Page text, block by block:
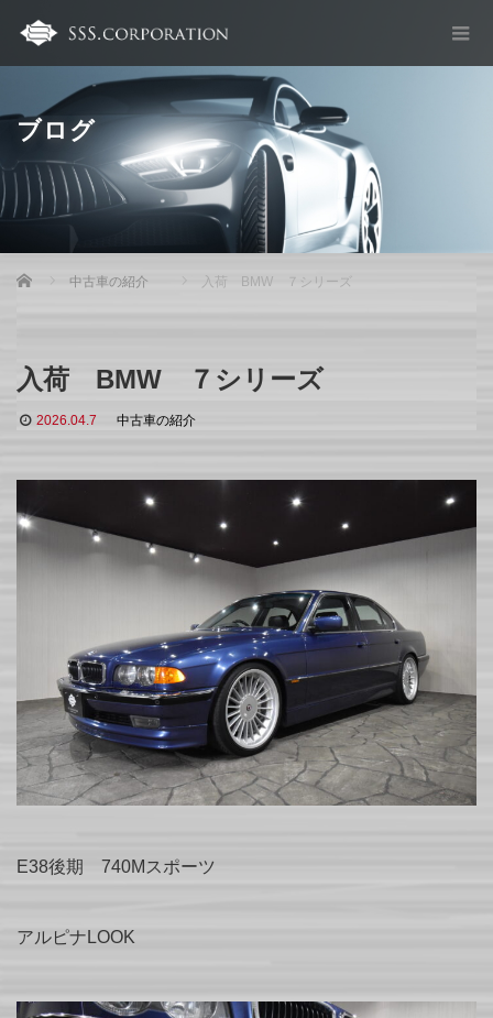
ブログ
Home 中古車の紹介 入荷 BMW ７シリーズ
入荷 BMW ７シリーズ
2026.04.7 中古車の紹介
E38後期 740Mスポーツ
アルピナLOOK